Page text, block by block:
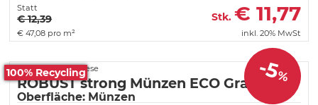
Statt
€ 12,39 Stk. € 11,77
€ 47,08 pro m² inkl. 20% MwSt
-5%
100% Recycling
Fortelock PVC Fliese
ROBUST strong Münzen ECO Graphit
Oberfläche: Münzen